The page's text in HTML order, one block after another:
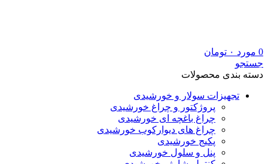
0 مورد ۰ تومان
جستجو
دسته بندی محصولات
تجهیزات سولار و خورشیدی
پروژکتور و چراغ خورشیدی
چراغ باغچه ای خورشیدی
چراغ های دیوارکوب خورشیدی
پکیج خورشیدی
پنل و سلول خورشیدی